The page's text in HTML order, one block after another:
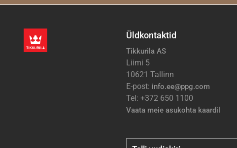
Üldkontaktid
Tikkurila AS
Liimi 5
10621 Tallinn
E-post: info.ee@ppg.com
Tel: +372 650 1100
Vaata meie asukohta kaardil